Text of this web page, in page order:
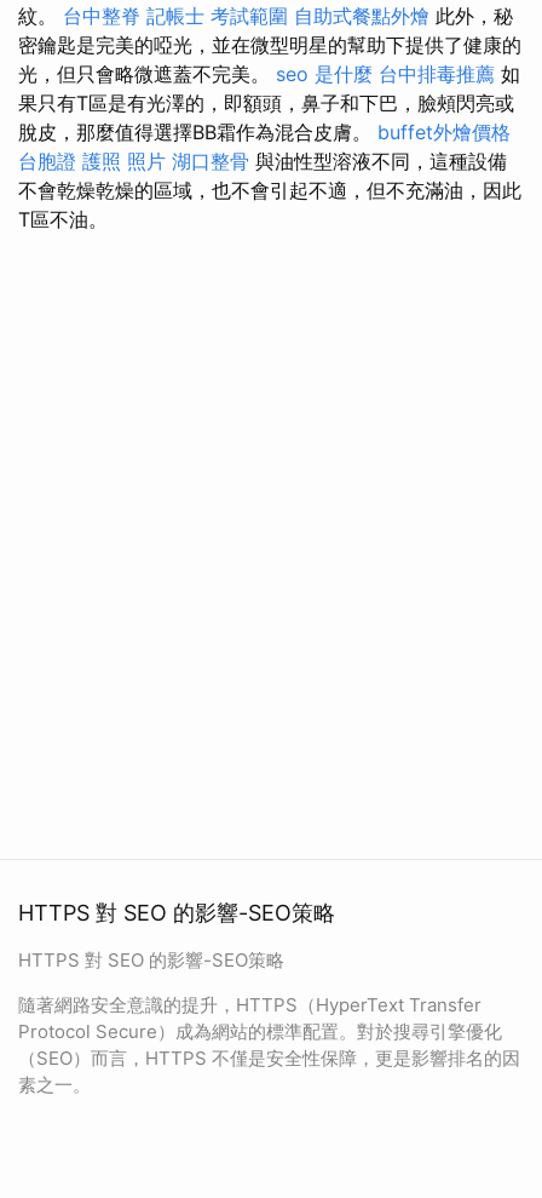
紋。 台中整脊 記帳士 考試範圍 自助式餐點外燴 此外，秘
密鑰匙是完美的啞光，並在微型明星的幫助下提供了健康的
光，但只會略微遮蓋不完美。 seo 是什麼 台中排毒推薦 如
果只有T區是有光澤的，即額頭，鼻子和下巴，臉頰閃亮或
脫皮，那麼值得選擇BB霜作為混合皮膚。 buffet外燴價格
台胞證 護照 照片 湖口整骨 與油性型溶液不同，這種設備
不會乾燥乾燥的區域，也不會引起不適，但不充滿油，因此
T區不油。
HTTPS 對 SEO 的影響-SEO策略
HTTPS 對 SEO 的影響-SEO策略
隨著網路安全意識的提升，HTTPS（HyperText Transfer
Protocol Secure）成為網站的標準配置。對於搜尋引擎優化
（SEO）而言，HTTPS 不僅是安全性保障，更是影響排名的因
素之一。